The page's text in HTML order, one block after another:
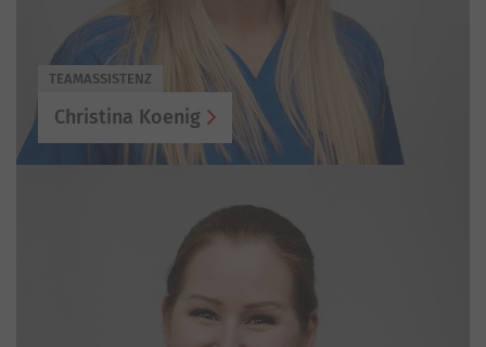
TEAMASSISTENZ
Christina Koenig